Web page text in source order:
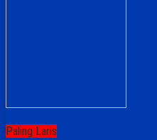
Paling Laris